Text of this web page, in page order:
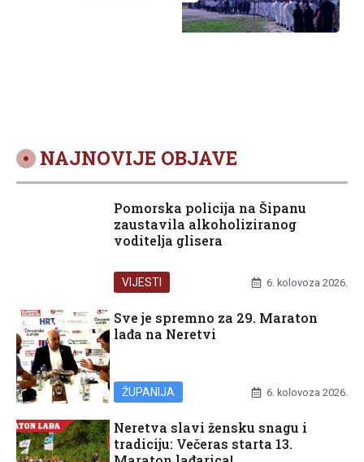
NAJNOVIJE OBJAVE
Pomorska policija na Šipanu
zaustavila alkoholiziranog
voditelja glisera
VIJESTI 6. kolovoza 2026.
Sve je spremno za 29. Maraton
lađa na Neretvi
ŽUPANIJA 6. kolovoza 2026.
Neretva slavi žensku snagu i
tradiciju: Večeras starta 13.